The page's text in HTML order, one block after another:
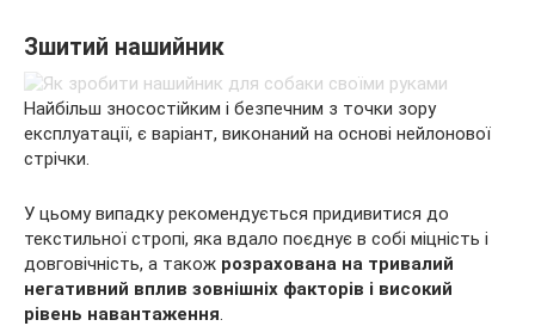
Зшитий нашийник
Найбільш зносостійким і безпечним з точки зору
експлуатації, є варіант, виконаний на основі нейлонової
стрічки.
У цьому випадку рекомендується придивитися до
текстильної стропі, яка вдало поєднує в собі міцність і
довговічність, а також розрахована на тривалий
негативний вплив зовнішніх факторів і високий
рівень навантаження.